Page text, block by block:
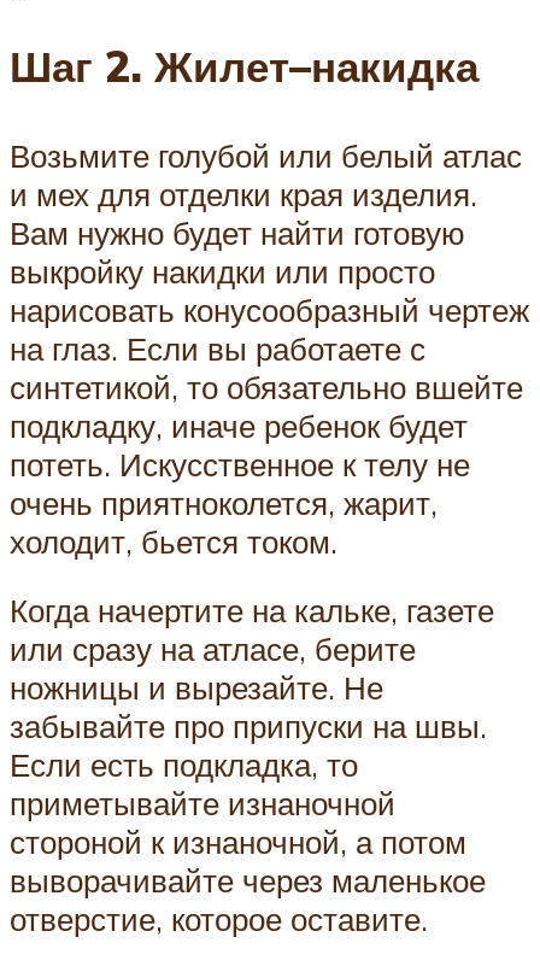
Шаг 2. Жилет–накидка
Возьмите голубой или белый атлас
и мех для отделки края изделия.
Вам нужно будет найти готовую
выкройку накидки или просто
нарисовать конусообразный чертеж
на глаз. Если вы работаете с
синтетикой, то обязательно вшейте
подкладку, иначе ребенок будет
потеть. Искусственное к телу не
очень приятноколется, жарит,
холодит, бьется током.
Когда начертите на кальке, газете
или сразу на атласе, берите
ножницы и вырезайте. Не
забывайте про припуски на швы.
Если есть подкладка, то
приметывайте изнаночной
стороной к изнаночной, а потом
выворачивайте через маленькое
отверстие, которое оставите.